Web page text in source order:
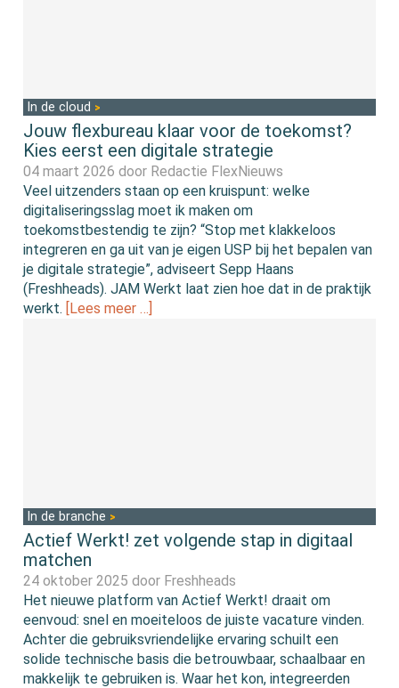
In de cloud
Jouw flexbureau klaar voor de toekomst?
Kies eerst een digitale strategie
04 maart 2026 door Redactie FlexNieuws
Veel uitzenders staan op een kruispunt: welke
digitaliseringsslag moet ik maken om
toekomstbestendig te zijn? “Stop met klakkeloos
integreren en ga uit van je eigen USP bij het bepalen van
je digitale strategie”, adviseert Sepp Haans
(Freshheads). JAM Werkt laat zien hoe dat in de praktijk
werkt. [Lees meer …]
In de branche
Actief Werkt! zet volgende stap in digitaal
matchen
24 oktober 2025 door Freshheads
Het nieuwe platform van Actief Werkt! draait om
eenvoud: snel en moeiteloos de juiste vacature vinden.
Achter die gebruiksvriendelijke ervaring schuilt een
solide technische basis die betrouwbaar, schaalbaar en
makkelijk te gebruiken is. Waar het kon, integreerden